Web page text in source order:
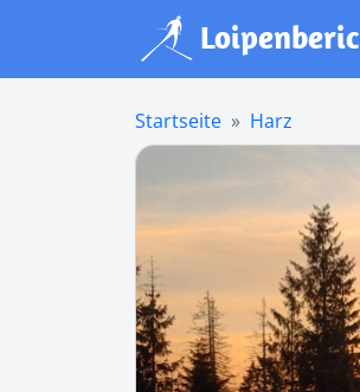
Startseite Harz